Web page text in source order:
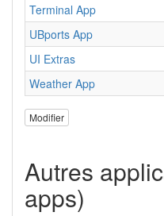
Terminal App
UBports App
UI Extras
Weather App
Modifier
Autres
apps)